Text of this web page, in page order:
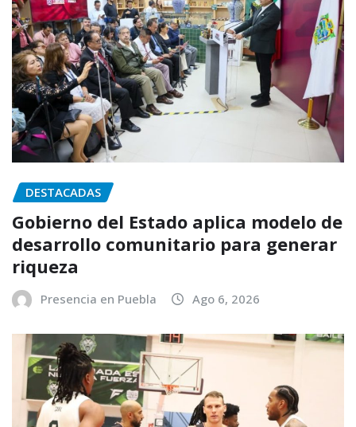
DESTACADAS
Gobierno del Estado aplica modelo de
desarrollo comunitario para generar
riqueza
Presencia en Puebla Ago 6, 2026